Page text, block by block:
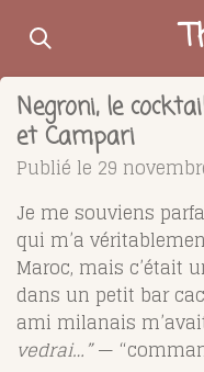
Passer
contenu
principal
Negroni, le
et Campari
Publié le 29
Je me souviens
qui m’a
Maroc, mais c’était
dans un petit bar
ami milanais
vedrai…”—